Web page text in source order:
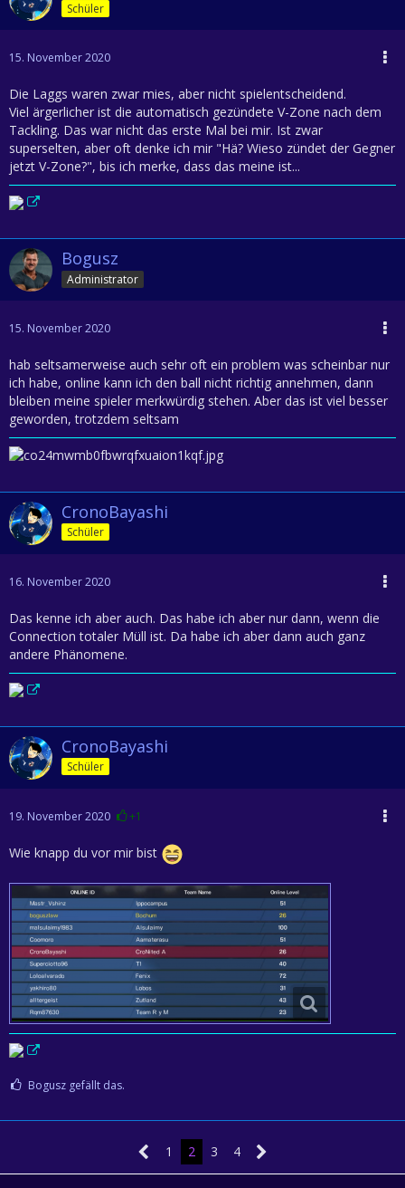
Schüler
15. November 2020
Die Laggs waren zwar mies, aber nicht spielentscheidend.
Viel ärgerlicher ist die automatisch gezündete V-Zone nach dem
Tackling. Das war nicht das erste Mal bei mir. Ist zwar
superselten, aber oft denke ich mir "Hä? Wieso zündet der Gegner
jetzt V-Zone?", bis ich merke, dass das meine ist...
Bogusz
Administrator
15. November 2020
hab seltsamerweise auch sehr oft ein problem was scheinbar nur
ich habe, online kann ich den ball nicht richtig annehmen, dann
bleiben meine spieler merkwürdig stehen. Aber das ist viel besser
geworden, trotzdem seltsam
CronoBayashi
Schüler
16. November 2020
Das kenne ich aber auch. Das habe ich aber nur dann, wenn die
Connection totaler Müll ist. Da habe ich aber dann auch ganz
andere Phänomene.
CronoBayashi
Schüler
19. November 2020 +1
Wie knapp du vor mir bist
Bogusz gefällt das.
1 2 3 4